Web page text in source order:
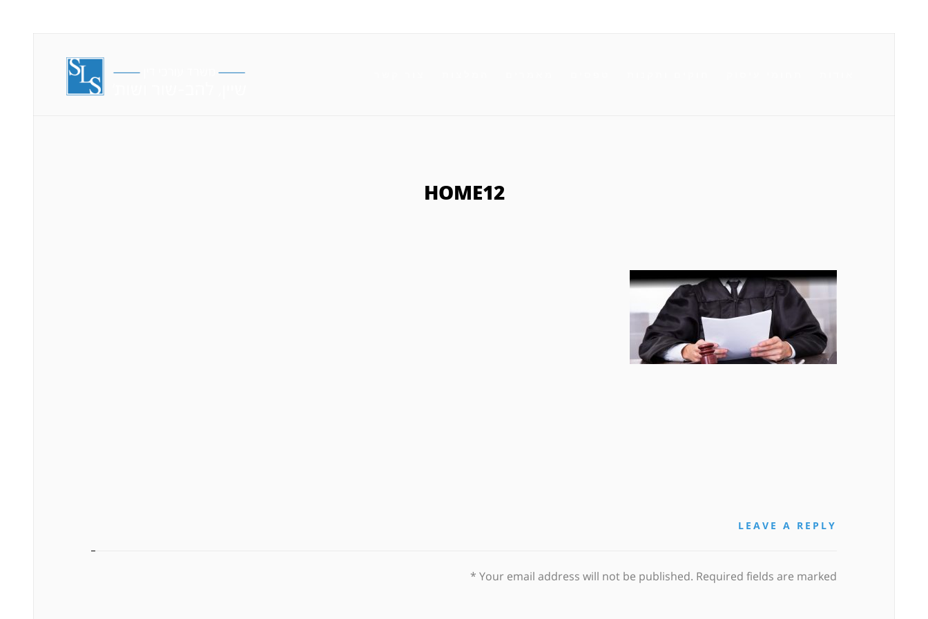
HOME12
LEAVE A REPLY
Your email address will not be published. Required fields are marked
*